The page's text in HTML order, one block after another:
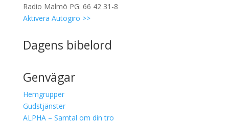
Radio Malmö PG: 66 42 31-8
Aktivera Autogiro >>
Dagens bibelord
Genvägar
Hemgrupper
Gudstjänster
ALPHA – Samtal om din tro